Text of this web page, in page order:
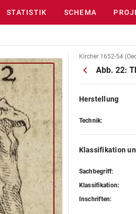
STATISTIK SCHEMA
Kircher 1652-54
Abb. 22:
Herstellung
Technik:
Klassifikation
Sachbegriff:
Klassifikation:
Inschriften: